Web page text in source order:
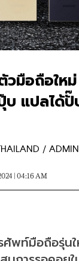
วมือถือให
แปลได้ปั๊
/ ADMIN
| 04:16 AM
ศัพท์มือถือรุ่น